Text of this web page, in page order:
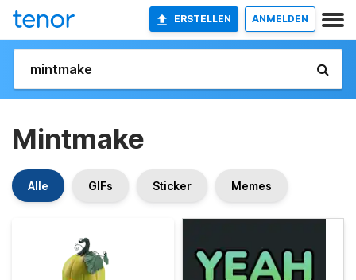
ERSTELLEN ANMELDEN
Mintmake
Alle GIFs Sticker Memes